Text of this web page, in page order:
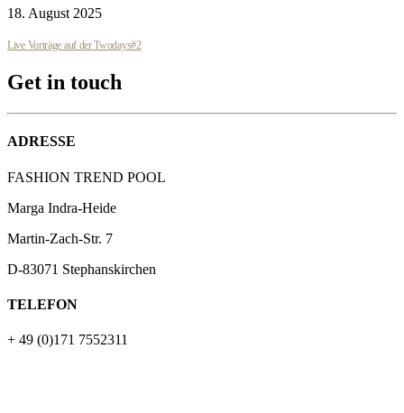
18. August 2025
Live Vorträge auf der Twodays#2
Get in touch
ADRESSE
FASHION TREND POOL
Marga Indra-Heide
Martin-Zach-Str. 7
D-83071 Stephanskirchen
TELEFON
+ 49 (0)171 7552311